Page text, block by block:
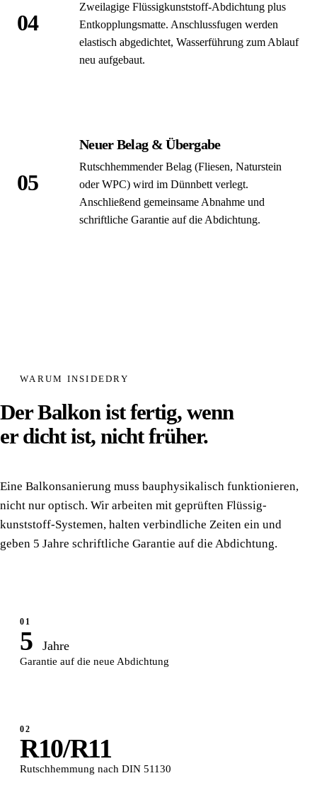
04
Zweilagige Flüssig­kunststoff-Abdichtung plus
Entkopplungs­matte. Anschluss­fugen werden
elastisch abgedichtet, Wasserführung zum Ablauf
neu aufgebaut.
05
Neuer Belag & Übergabe
Rutschhemmender Belag (Fliesen, Naturstein
oder WPC) wird im Dünnbett verlegt.
Anschließend gemeinsame Abnahme und
schriftliche Garantie auf die Abdichtung.
WARUM INSIDEDRY
Der Balkon ist fertig, wenn
er dicht ist, nicht früher.
Eine Balkon­sanierung muss bauphysikalisch funktionieren,
nicht nur optisch. Wir arbeiten mit geprüften Flüssig­
kunststoff-Systemen, halten verbindliche Zeiten ein und
geben 5 Jahre schriftliche Garantie auf die Abdichtung.
01
5 Jahre
Garantie auf die neue Abdichtung
02
R10/R11
Rutsch­hemmung nach DIN 51130